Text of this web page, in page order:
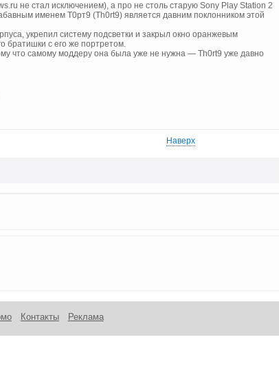
не стал исключением), а про не столь старую Sony Play Station 2
именем Т0рт9 (Th0rt9) является давним поклонником этой
укрепил систему подсветки и закрыл окно оранжевым
братишки с его же портретом.
что самому моддеру она была уже не нужна — Th0rt9 уже давно
Наверх
Контакты Реклама